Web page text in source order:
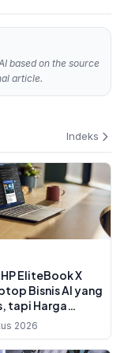
based on the source
article.
Indeks
EliteBook X
Bisnis AI yang
tapi Harga
Perlu
2026